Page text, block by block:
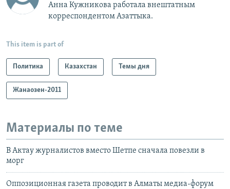
Анна Кужникова работала внештатным
корреспондентом Азаттыка.
This item is part of
Политика Казахстан Темы дня
Жанаозен-2011
Материалы по теме
В Актау журналистов вместо Шетпе сначала повезли в
морг
Оппозиционная газета проводит в Алматы медиа-форум